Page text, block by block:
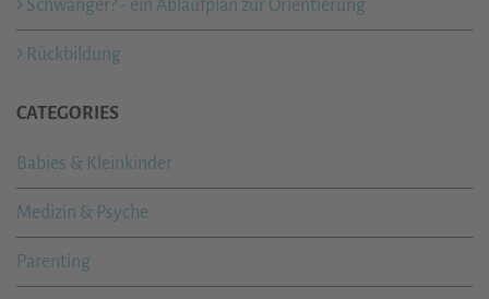
Schwanger? - ein Ablaufplan zur Orientierung
Rückbildung
CATEGORIES
Babies & Kleinkinder
Medizin & Psyche
Parenting